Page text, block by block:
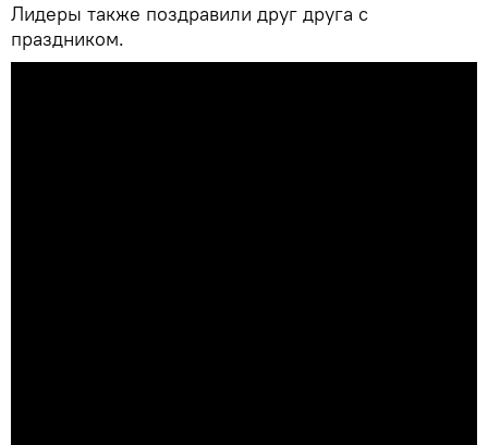
Лидеры также поздравили друг друга с
праздником.